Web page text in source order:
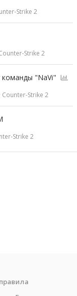
Strike 2
Strike 2
о
"NaVi"
Counter-Strike 2
Strike 2